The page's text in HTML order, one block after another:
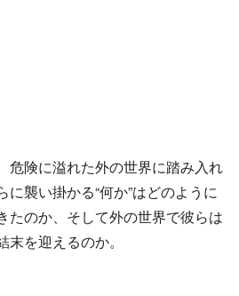
危険に溢れた外の世界に踏み入れ
襲い掛かる“何か”はどのように
たのか、そして外の世界で彼らは
を迎えるのか。